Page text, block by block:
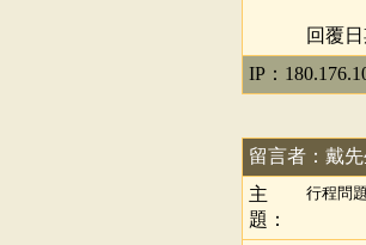
回覆日
IP：
留言者：戴
主
題：
行程問